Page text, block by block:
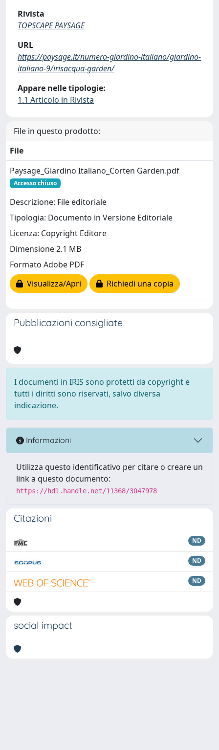
Rivista
TOPSCAPE PAYSAGE
URL
https://paysage.it/numero-giardino-italiano/giardino-
italiano-9/irisacqua-garden/
Appare nelle tipologie:
1.1 Articolo in Rivista
File in questo prodotto:
File
Paysage_Giardino Italiano_Corten Garden.pdf
Accesso chiuso
Descrizione: File editoriale
Tipologia: Documento in Versione Editoriale
Licenza: Copyright Editore
Dimensione 2.1 MB
Formato Adobe PDF
Visualizza/Apri
Richiedi una copia
Pubblicazioni consigliate
I documenti in IRIS sono protetti da copyright e
tutti i diritti sono riservati, salvo diversa
indicazione.
Informazioni
Utilizza questo identificativo per citare o creare un
link a questo documento:
https://hdl.handle.net/11368/3047978
Citazioni
ND
ND
ND
social impact